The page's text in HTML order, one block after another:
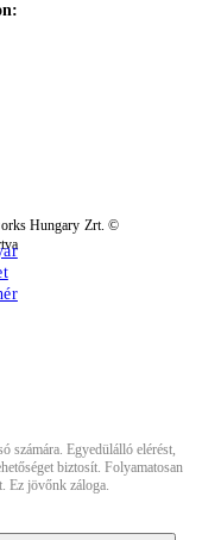
Hungary Zrt. ©
számára. Egyedülálló elérést,
biztosít. Folyamatosan
Ez jövőnk záloga.